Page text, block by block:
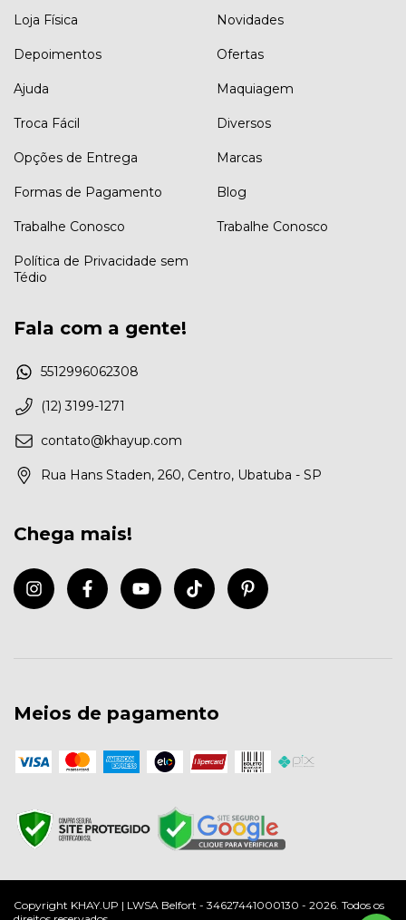
Loja Física
Depoimentos
Ajuda
Troca Fácil
Opções de Entrega
Formas de Pagamento
Trabalhe Conosco
Política de Privacidade sem
Tédio
Novidades
Ofertas
Maquiagem
Diversos
Marcas
Blog
Trabalhe Conosco
Fala com a gente!
5512996062308
(12) 3199-1271
contato@khayup.com
Rua Hans Staden, 260, Centro, Ubatuba - SP
Chega mais!
Meios de pagamento
Copyright KHAY.UP | LWSA Belfort - 34627441000130 - 2026. Todos os